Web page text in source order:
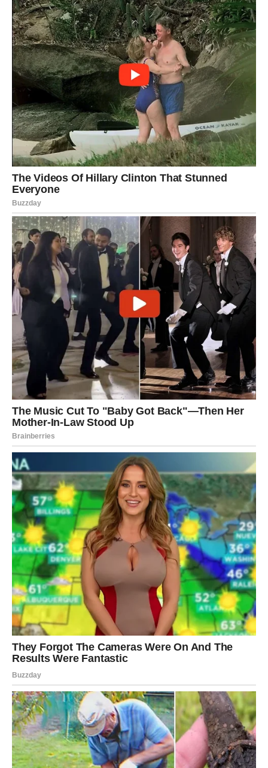
posledice.
Neke Device biće prijatno iznenađene priznanjem koje
dolazi od osobe od koje to nisu očekivale. Druge će
konačno saznati ono što je dugo bilo skriveno iza tišine i
neizvesnosti.
Događaj koji vas ostavlja bez
teksta
Pred kraj prve polovine juna mnoge Device očekuje
situacija koja će izazvati snažnu reakciju. To može biti
vest, susret, poslovni razvoj ili emotivno otkriće koje
menja dosadašnju sliku stvarnosti.
Biće to trenutak kada ćete shvatiti koliko se toga
promenilo u veoma kratkom vremenu. Upravo tada
postaje jasno da je početak juna bio mnogo više od
običnog perioda. To je vreme u kojem sudbina ubrzava
procese, nagrađuje zaslužne i kažnjava one koji su
ignorisali važne lekcije.